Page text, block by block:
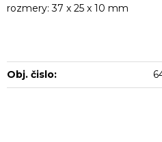
rozmery: 37 x 25 x 10 mm
Obj. čislo: